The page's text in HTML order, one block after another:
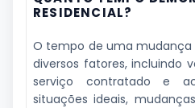
RESIDENCIAL?
O tempo de uma mudança
diversos fatores, incluindo
serviço contratado e
situações ideais,